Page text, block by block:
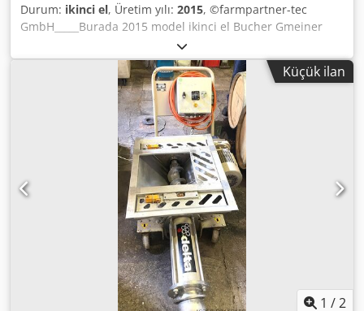
Durum: ikinci el, Üretim yılı: 2015, ©farmpartner-tec
GmbH_____Burada 2015 model ikinci el Bucher Gmeiner
STA 2000 TC tuzlama makinesi satıyoruz. Kumanda paneli,
destek ayakları, kısa şaft (Lindner, Multicar vb. için uygun),
2 m³ dolum kapasitesi, 2 helezon dağıtıcı dahildir. Detaylı
bilgi talep üzerine verilecektir. Depo yeri: 93095
Hagelstadt. Cedpfsyq Avbex Algsrf
Küçük ilan
1 /2